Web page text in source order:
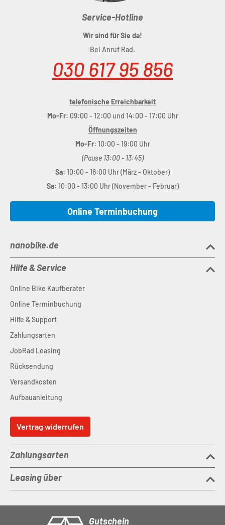
Service-Hotline
Wir sind für Sie da!
Bei Anruf Rad.
030 617 95 856
telefonische Erreichbarkeit
Mo-Fr: 09:00 - 12:00 und 14:00 - 17:00 Uhr
Öffnungszeiten
Mo-Fr: 10:00 - 19:00 Uhr
(Pause 13:00 - 13:45)
Sa: 10:00 - 16:00 Uhr (März - Oktober)
Sa: 10:00 - 13:00 Uhr (November - Februar)
Online Terminbuchung
nanobike.de
Hilfe & Service
Online Bike Kaufberater
Online Terminbuchung
Hilfe & Support
Zahlungsarten
JobRad Leasing
Rücksendung
Versandkosten
Aufbauanleitung
Vertrag widerrufen
Zahlungsarten
Leasing über
Gutschein